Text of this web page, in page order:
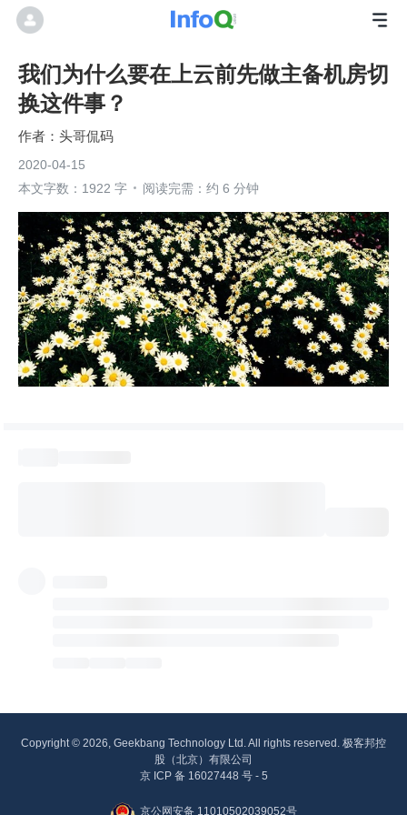
我们为什么要在上云前先做主备机房切
换这件事？
头哥侃码
2020-04-15
本文字数：1922 字
阅读完需：约 6 分钟
Copyright © 2026, Geekbang Technology Ltd. All rights reserved. 极客邦控
股（北京）有限公司
京 ICP 备 16027448 号 - 5
京公网安备 11010502039052号